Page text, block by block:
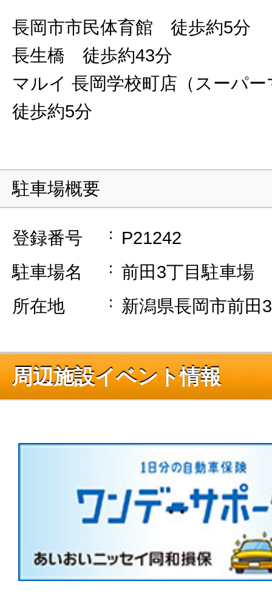
長岡市市民体育館 徒歩約5分
長生橋 徒歩約43分
マルイ 長岡学校町店（スーパ
徒歩約5分
駐車場概要
登録番号
P21242
駐車場名
前田3丁目駐車場
所在地
新潟県長岡市前田
周辺施設イベント情報